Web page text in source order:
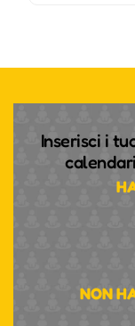
Inserisci i
NON